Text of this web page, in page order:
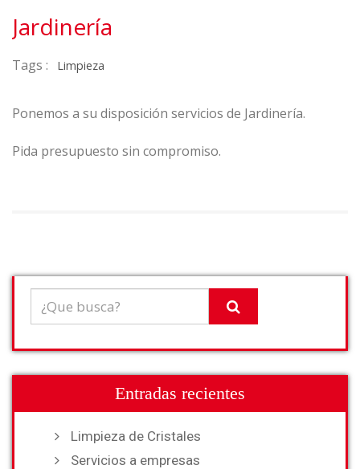
Jardinería
Tags : Limpieza
Ponemos a su disposición servicios de Jardinería.
Pida presupuesto sin compromiso.
Entradas recientes
Limpieza de Cristales
Servicios a empresas